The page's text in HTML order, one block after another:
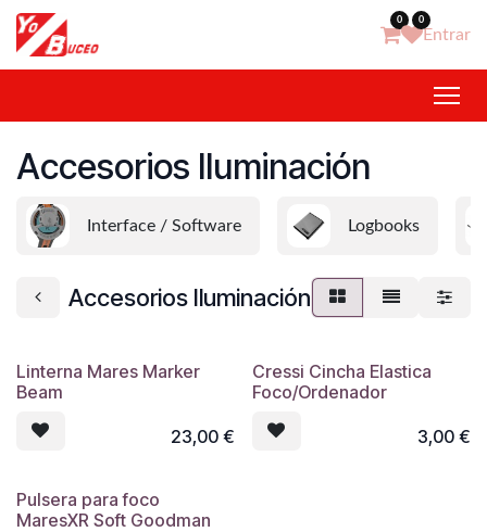
Ir al contenido 0 0
Entrar
Accesorios Iluminación
Interface / Software Logbooks
Accesorios Iluminación
Linterna Mares Marker
Beam
23,00€
Cressi Cincha Elastica
Foco/Ordenador
3,00€
Pulsera para foco
MaresXR Soft Goodman